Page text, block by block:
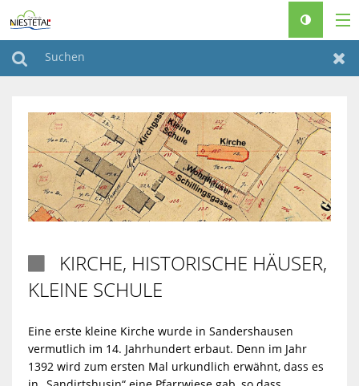
RATHAUS & POLITIK
FREIZEIT & TOURISMUS
FAMILIEN & SENIOREN
BAUEN & KLIMASCHUTZ
KIRCHE, HISTORISCHE HÄUSER,
KLEINE SCHULE
Eine erste kleine Kirche wurde in Sandershausen
vermutlich im 14. Jahrhundert erbaut. Denn im Jahr
1392 wird zum ersten Mal urkundlich erwähnt, dass es